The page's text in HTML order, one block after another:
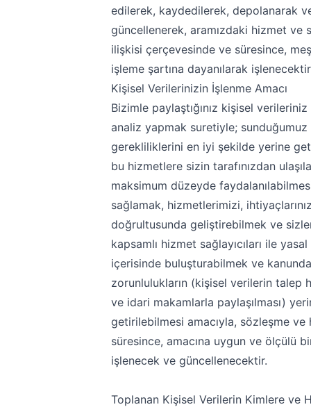
edilerek, kaydedilerek, depolanarak
güncellenerek, aramızdaki hizmet ve
ilişkisi çerçevesinde ve süresince,
işleme şartına dayanılarak
Kişisel Verilerinizin İşlenme Amacı
Bizimle paylaştığınız kişisel
analiz yapmak suretiyle;
gerekliliklerini en iyi şekilde yerine
bu hizmetlere sizin tarafınızdan
maksimum düzeyde
sağlamak, hizmetlerimizi,
doğrultusunda geliştirebilmek ve
kapsamlı hizmet sağlayıcıları ile
içerisinde buluşturabilmek ve
zorunlulukların (kişisel verilerin talep
ve idari makamlarla paylaşılması)
getirilebilmesi amacıyla, sözleşme ve
süresince, amacına uygun ve ölçülü
işlenecek ve güncellenecektir.
Toplanan Kişisel Verilerin Kimlere ve